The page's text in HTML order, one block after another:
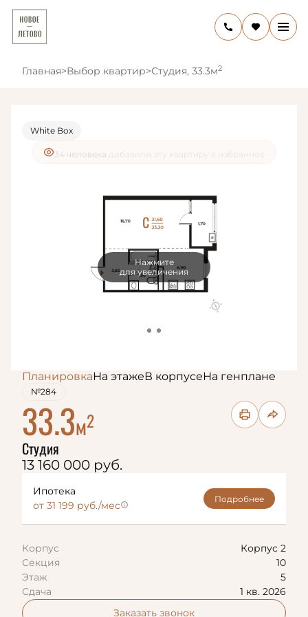
Главная>Выбор квартир>Студия, 33.3м2
White Box
32 человекa
Нажмите
для увеличения
ПланировкаНа этажеВ корпусеНа генплане
№284
33.3м2
Студия
13 160 000 руб.
Ипотека
от 31 199 руб./мес
Подробнее
Корпус
Корпус 2
Секция
10
Этаж
5
Сдача
1 кв. 2026
Заказать звонок